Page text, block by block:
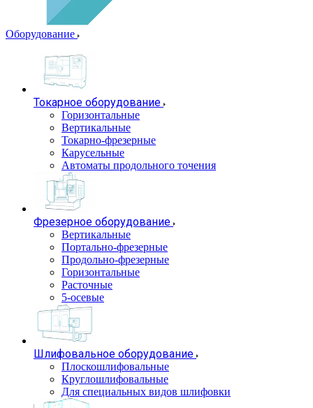
Оборудование
Токарное оборудование
Горизонтальные
Вертикальные
Токарно-фрезерные
Карусельные
Автоматы продольного точения
Фрезерное оборудование
Вертикальные
Портально-фрезерные
Продольно-фрезерные
Горизонтальные
Расточные
5-осевые
Шлифовальное оборудование
Плоскошлифовальные
Круглошлифовальные
Для специальных видов шлифовки